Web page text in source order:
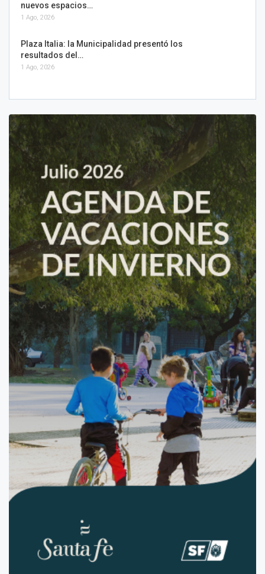
nuevos espacios…
1 Ago, 2026
Plaza Italia: la Municipalidad presentó los
resultados del…
1 Ago, 2026